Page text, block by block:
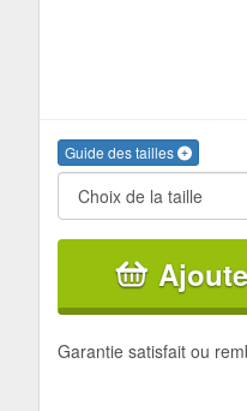
Guide des tailles
Garantie satisfait ou